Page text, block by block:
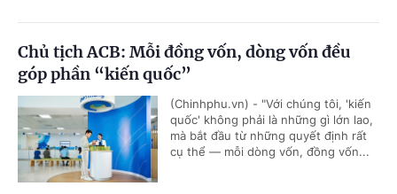
Chủ tịch ACB: Mỗi đồng vốn, dòng vốn đều
góp phần “kiến quốc”
(Chinhphu.vn) - "Với chúng tôi, 'kiến
quốc' không phải là những gì lớn lao,
mà bắt đầu từ những quyết định rất
cụ thể — mỗi dòng vốn, đồng vốn...